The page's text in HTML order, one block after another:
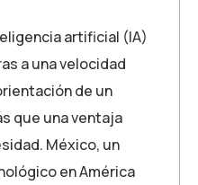
artificial (IA)
a una velocidad
de un
que una ventaja
México, un
en América